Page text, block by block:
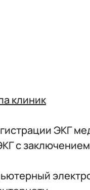
клиник
ЭКГ
с